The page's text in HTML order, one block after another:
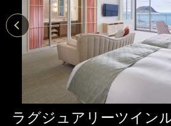
ラグジュアリーツイン